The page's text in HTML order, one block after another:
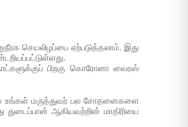
செயலிழப்பை ஏற்படுத்தலாம். இது
பிறகு கொரோனா வைரஸ்
உங்கள் மருத்துவர் பல சோதனைகளை
துடைப்பான் ஆகியவற்றின் மாதிரியை